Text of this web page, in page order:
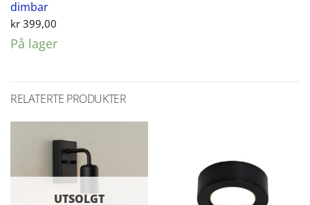
dimbar
kr399,00
På lager
RELATERTE PRODUKTER
UTSOLGT